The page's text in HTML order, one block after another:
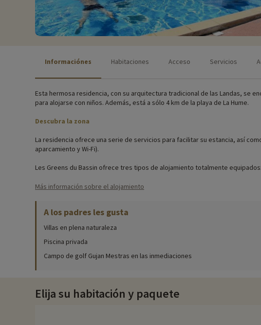
Informaciónes Habitaciones Acceso Servicios
Esta hermosa residencia, con su arquitectura tradicional de las Landas, se
para alojarse con niños. Además, está a sólo 4 km de la playa de La Hume.
Descubra la zona
La residencia ofrece una serie de servicios para facilitar su estancia, así
aparcamiento y Wi-Fi).
Les Greens du Bassin ofrece tres tipos de alojamiento totalmente
Incluso tendrá la oportunidad de pasar momentos de convivencia en torno a
Para obtener información detallada sobre las actividades disponibles in
Para alejarse de la natación en agua salada, nada mejor que una piscina al
Descubra la región y las actividades familiares
Gujan-Mestras es un encantador municipio del departamento de Gironda,
náuticos. Podrá explorar los distintos municipios de la cuenca, como
Más información sobre el alojamiento
A los padres les gusta
Villas en plena naturaleza
Piscina privada
Campo de golf Gujan Mestras en las inmediaciones
Elija su habitación y paquete